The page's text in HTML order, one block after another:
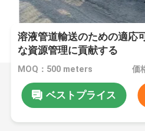
溶液管道輸送のための適応
な資源管理に貢献する
MOQ：500 meters
ベストプライス